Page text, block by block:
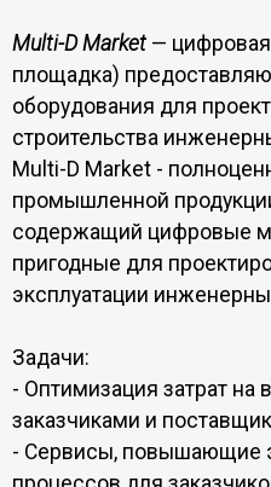
Multi-D Market— цифровая
площадка)
оборудования для
строительства
Multi-D Market -
промышленной
содержащий цифровые
пригодные для
эксплуатации
Задачи:
- Оптимизация затрат
заказчиками и
- Сервисы, повышающие